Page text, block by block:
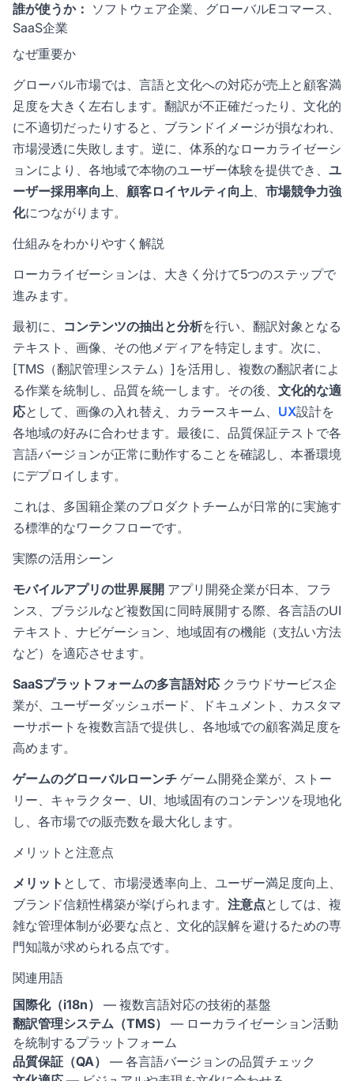
誰が使うか： ソフトウェア企業、 グローバルEコマース 、
SaaS企業
なぜ重要か
グローバル市場では、言語と文化への対応が売上と顧客満
足度を大きく左右します。翻訳が不正確だったり、文化的
に不適切だったりすると、ブランドイメージが損なわれ、
市場浸透に失敗します。逆に、体系的なローカライゼーシ
ョンにより、各地域で本物のユーザー体験を提供でき、 ユ
ーザー採用率向上、 顧客ロイヤルティ向上、 市場競争力強
化につながります。
仕組みをわかりやすく解説
ローカライゼーションは、大きく分けて5つのステップで
進みます。
最初に、 コンテンツの抽出と分析を行い、翻訳対象となる
テキスト、画像、その他メディアを特定します。次に、
[TMS （翻訳管理システム）]を活用し、複数の翻訳者によ
る作業を統制し、品質を統一します。その後、 文化的な適
応として、画像の入れ替え、カラースキーム、 UX設計を
各地域の好みに合わせます。最後に、 品質保証テストで各
言語バージョンが正常に動作することを確認し、本番環境
にデプロイします。
これは、多国籍企業のプロダクトチームが日常的に実施す
る標準的なワークフローです。
実際の活用シーン
モバイルアプリの世界展開 アプリ開発企業が日本、フラ
ンス、ブラジルなど複数国に同時展開する際、各言語のUI
テキスト、ナビゲーション、地域固有の機能（支払い方法
など）を適応させます。
SaaSプラットフォームの多言語対応 クラウドサービス企
業が、ユーザーダッシュボード、ドキュメント、カスタマ
ーサポートを複数言語で提供し、各地域での顧客満足度を
高めます。
ゲームのグローバルローンチ ゲーム開発企業が、ストー
リー、キャラクター、UI、地域固有のコンテンツを現地化
し、各市場での販売数を最大化します。
メリットと注意点
メリット として、市場浸透率向上、ユーザー満足度向上、
ブランド信頼性構築が挙げられます。 注意点としては、複
雑な管理体制が必要な点と、文化的誤解を避けるための専
門知識が求められる点です。
関連用語
国際化（i18n）
— 複数言語対応の技術的基盤
翻訳管理システム（TMS）
— ローカライゼーション活動
を統制するプラットフォーム
品質保証（QA）
— 各言語バージョンの品質チェック